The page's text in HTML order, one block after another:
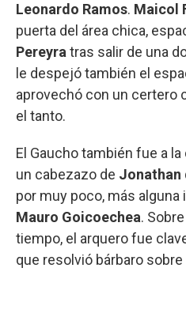
Leonardo Ramos. Maicol
puerta del área chica,
Pereyratras salir de una
le despejó también el
aprovechó con un certero
el tanto.
El Gaucho también fue a
un cabezazo de Jonathan
por muy poco, más
Mauro Goicoechea.
tiempo, el arquero fue
que resolvió bárbaro sobre